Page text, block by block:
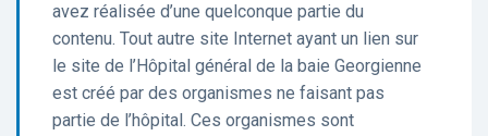
avez réalisée d’une quelconque partie du
contenu. Tout autre site Internet ayant un lien sur
le site de l’Hôpital général de la baie Georgienne
est créé par des organismes ne faisant pas
partie de l’hôpital. Ces organismes sont